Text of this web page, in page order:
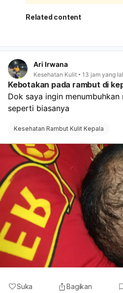
Jangan dibiarkan kalau
Related content
Ari Irwana
Kesehatan Kulit 13 jam yang
Kebotakan pada rambut di
Dok saya ingin
seperti biasanya
Kesehatan Rambut Kulit Kepala
Suka Bagikan